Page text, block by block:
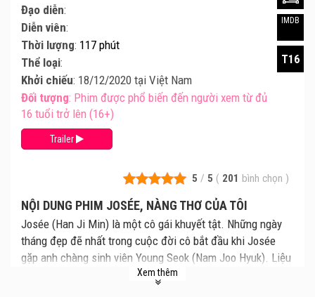
5 / 5 ( 201 bình chọn )
NỘI DUNG PHIM JOSÉE, NÀNG THƠ CỦA TÔI
Josée (Han Ji Min) là một cô gái khuyết tật. Những ngày
tháng đẹp đẽ nhất trong cuộc đời cô bắt đầu khi Josée
gặp anh chàng sinh viên Young Seok (Nam Joo Hyuk). Liệu
Young Seok và Josée có ở bên nhau đến cuối cùng?
Xem thêm
Đạo diễn:
Diễn viên:
Thời lượng: 117 phút
Thể loại:
Khởi chiếu: 18/12/2020 tại Việt Nam
Đối tượng: Phim được phổ biến đến người xem từ đủ
16 tuổi trở lên (16+)
Trailer
IMDB
T16